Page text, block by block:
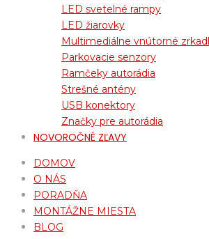
LED svetelné rampy
LED žiarovky
Multimediálne vnútorné
Parkovacie senzory
Ramčeky autorádia
Strešné antény
USB konektory
Značky pre autorádia
NOVOROČNÉ ZĽAVY
DOMOV
O NÁS
PORADŇA
MONTÁŽNE MIESTA
BLOG